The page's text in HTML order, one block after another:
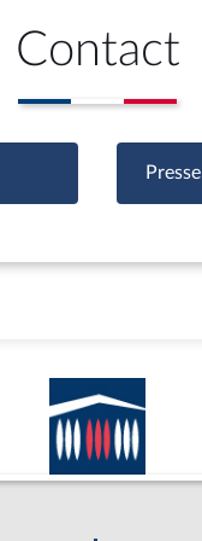
Contact
Presse